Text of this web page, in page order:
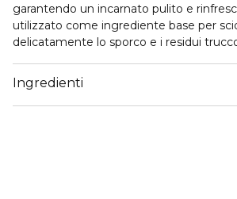
garantendo un incarnato pulito e
utilizzato come ingrediente base per
delicatamente lo sporco e i residui
ginseng, il nostro olio detergente ha un
calmante, trasformando la tua routine di
un rituale tranquillo. Non ostruisce i pori
Ingredienti